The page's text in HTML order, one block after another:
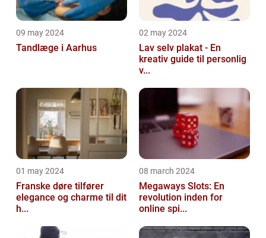
09 may 2024
Tandlæge i Aarhus
02 may 2024
Lav selv plakat - En
kreativ guide til personlig
v...
01 may 2024
Franske døre tilfører
elegance og charme til dit
h...
08 march 2024
Megaways Slots: En
revolution inden for
online spi...